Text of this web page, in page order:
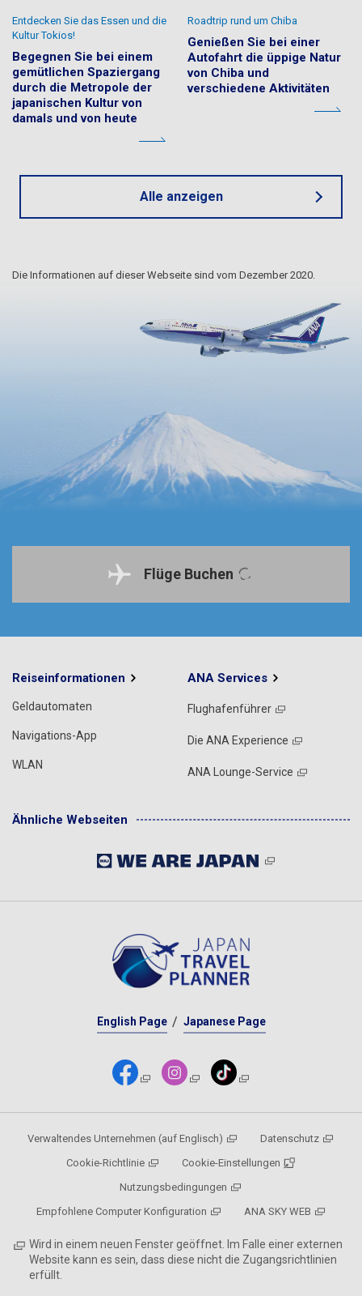
Begegnen Sie bei einem
gemütlichen Spaziergang
durch die Metropole der
japanischen Kultur von
damals und von heute
Entdecken Sie das Essen und die
Kultur Tokios!
Genießen Sie bei einer
Autofahrt die üppige Natur
von Chiba und
verschiedene Aktivitäten
Roadtrip rund um Chiba
Alle anzeigen
Die Informationen auf dieser Webseite sind vom Dezember 2020.
Flüge Buchen
Reiseinformationen
Geldautomaten
Navigations-App
WLAN
ANA Services
Flughafenführer
Die ANA Experience
ANA Lounge-Service
Ähnliche Webseiten
English Page Japanese Page
Verwaltendes Unternehmen (auf Englisch)
Datenschutz
Cookie-Richtlinie
Cookie-Einstellungen
Nutzungsbedingungen
Empfohlene Computer Konfiguration
ANA SKY WEB
Wird in einem neuen Fenster geöffnet. Im Falle einer externen
Website kann es sein, dass diese nicht die Zugangsrichtlinien
erfüllt.